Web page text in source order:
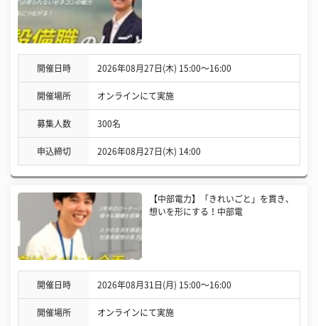
開催日時 2026年08月27日(木) 15:00〜16:00
開催場所 オンラインにて実施
募集人数 300名
申込締切 2026年08月27日(木) 14:00
【中部電力】「きれいごと」を貫き、
想いを形にする！中部電
開催日時 2026年08月31日(月) 15:00〜16:00
開催場所 オンラインにて実施